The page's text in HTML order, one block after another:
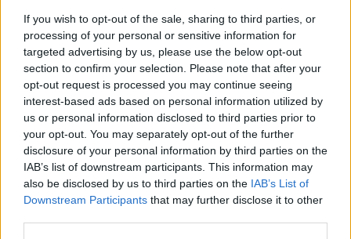
If you wish to opt-out of the sale, sharing to third parties, or
processing of your personal or sensitive information for
targeted advertising by us, please use the below opt-out
section to confirm your selection. Please note that after your
opt-out request is processed you may continue seeing
interest-based ads based on personal information utilized by
us or personal information disclosed to third parties prior to
your opt-out. You may separately opt-out of the further
disclosure of your personal information by third parties on the
IAB’s list of downstream participants. This information may
also be disclosed by us to third parties on the IAB’s List of
Downstream Participants that may further disclose it to other